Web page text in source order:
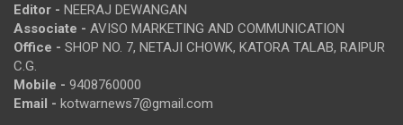
Editor - NEERAJ DEWANGAN
Associate - AVISO MARKETING AND COMMUNICATION
Office - SHOP NO. 7, NETAJI CHOWK, KATORA TALAB, RAIPUR
C.G.
Mobile - 9408760000
Email - kotwarnews7@gmail.com